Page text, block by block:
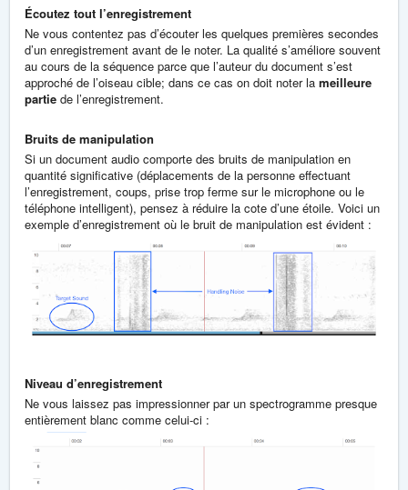
Écoutez tout l’enregistrement
Ne vous contentez pas d’écouter les quelques premières secondes
d’un enregistrement avant de le noter. La qualité s’améliore souvent
au cours de la séquence parce que l’auteur du document s’est
approché de l’oiseau cible; dans ce cas on doit noter la meilleure
partie de l’enregistrement.
Bruits de manipulation
Si un document audio comporte des bruits de manipulation en
quantité significative (déplacements de la personne effectuant
l’enregistrement, coups, prise trop ferme sur le microphone ou le
téléphone intelligent), pensez à réduire la cote d’une étoile. Voici un
exemple d’enregistrement où le bruit de manipulation est évident :
Niveau d’enregistrement
Ne vous laissez pas impressionner par un spectrogramme presque
entièrement blanc comme celui-ci :